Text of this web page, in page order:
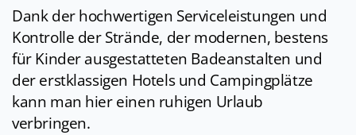
Dank der hochwertigen Serviceleistungen und
Kontrolle der Strände, der modernen, bestens
für Kinder ausgestatteten Badeanstalten und
der erstklassigen Hotels und Campingplätze
kann man hier einen ruhigen Urlaub
verbringen.